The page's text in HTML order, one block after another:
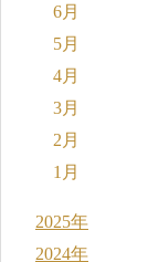
6月
5月
4月
3月
2月
1月
2025年
2024年